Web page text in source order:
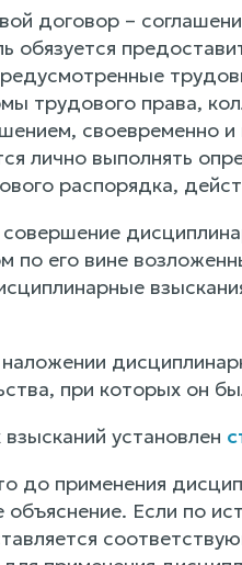
договор –
обязуется
трудового права,
своевременно
лично выполнять
распорядка,
его вине
при которых он
установлен
до применения
Если по